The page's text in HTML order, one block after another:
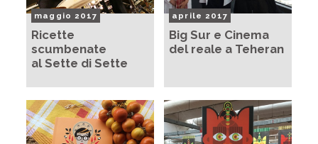
maggio 2017
Ricette
scumbenate
al Sette di Sette
aprile 2017
Big Sur e Cinema
del reale a Teheran